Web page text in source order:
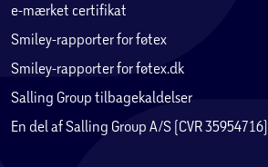
e-mærket certifikat
Smiley-rapporter for føtex
Smiley-rapporter for føtex.dk
Salling Group tilbagekaldelser
En del af Salling Group A/S (CVR 35954716)